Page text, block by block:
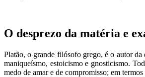
O desprezo da matéria e
Platão, o grande filósofo grego, é o autor
maniqueísmo, estoicismo e gnosticismo.
medo de amar e de compromisso; em